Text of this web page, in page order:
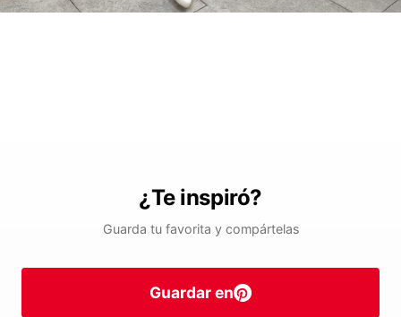
¿Te inspiró?
Guarda tu favorita y compártelas
Guardar en